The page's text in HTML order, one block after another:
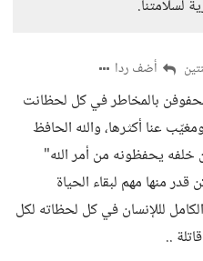
لسلامتنا.
أضف ردا
بالمخاطر في كل لحظانت
عنا أكثرها، والله الحافظ
يحفظونه من أمر الله"
قدر منها مهم لبقاء الحياة
لللإنسان في كل لحظاته لكل
..